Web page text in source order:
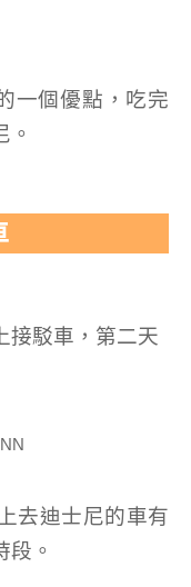
一個優點，吃完
接駁車，第二天
去迪士尼的車有
段。